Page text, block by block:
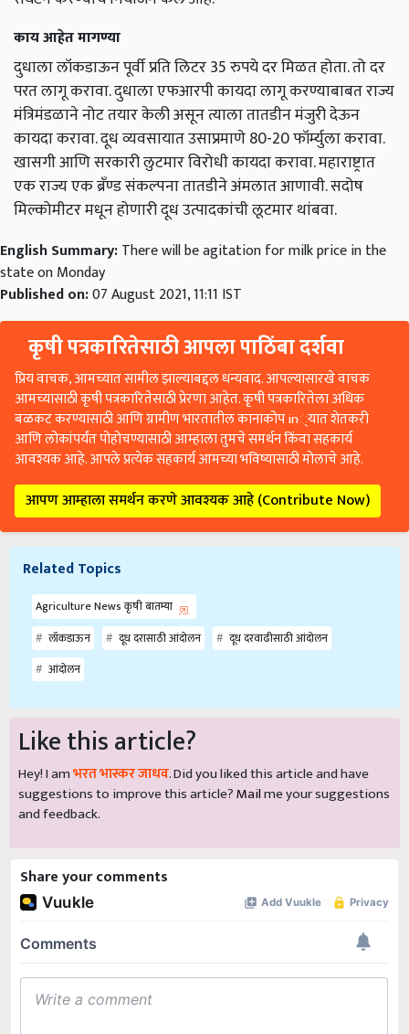
काय आहेत मागण्या
दुधाला लॉकडाऊन पूर्वी प्रति लिटर 35 रुपये दर मिळत होता. तो दर
परत लागू करावा. दुधाला एफआरपी कायदा लागू करण्याबाबत राज्य
मंत्रिमंडळाने नोट तयार केली असून त्याला तातडीन मंजुरी देऊन
कायदा करावा. दूध व्यवसायात उसाप्रमाणे 80-20 फॉर्म्युला करावा.
खासगी आणि सरकारी लुटमार विरोधी कायदा करावा. महाराष्ट्रात
एक राज्य एक ब्रँण्ड संकल्पना तातडीने अंमलात आणावी. सदोष
मिल्कोमीटर मधून होणारी दूध उत्पादकांची लूटमार थांबवा.
English Summary:There will be agitation for milk price in the
state on Monday
Published on:07 August 2021, 11:11 IST
कृषी पत्रकारितेसाठी आपला पाठिंबा दर्शवा
प्रिय वाचक, आमच्यात सामील झाल्याबद्दल धन्यवाद. आपल्यासारखे वाचक
आमच्यासाठी कृषी पत्रकारितेसाठी प्रेरणा आहेत. कृषी पत्रकारितेला अधिक
बळकट करण्यासाठी आणि ग्रामीण भारतातील कानाकोप in्यात शेतकरी
आणि लोकांपर्यंत पोहोचण्यासाठी आम्हाला तुमचे समर्थन किंवा सहकार्य
आवश्यक आहे. आपले प्रत्येक सहकार्य आमच्या भविष्यासाठी मोलाचे आहे.
आपण आम्हाला समर्थन करणे आवश्यक आहे (Contribute Now)
Related Topics
Agriculture News कृषी बातम्या
लॉकडाऊन
दूध दरासाठी आंदोलन
दूध दरवाढीसाठी आंदोलन
आंदोलन
Like this article?
Hey! I amभरत भास्कर जाधव. Did you liked this article and have
suggestions to improve this article?Mailme your suggestions
and feedback.
Share your comments